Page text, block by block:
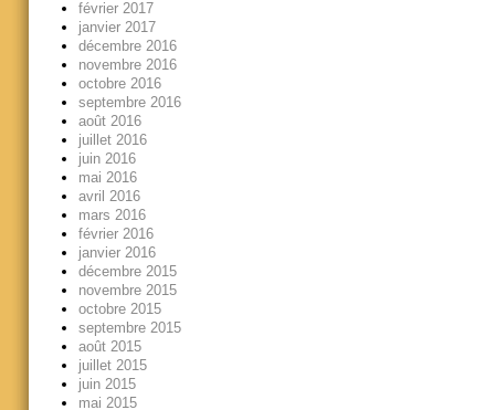
février 2017
janvier 2017
décembre 2016
novembre 2016
octobre 2016
septembre 2016
août 2016
juillet 2016
juin 2016
mai 2016
avril 2016
mars 2016
février 2016
janvier 2016
décembre 2015
novembre 2015
octobre 2015
septembre 2015
août 2015
juillet 2015
juin 2015
mai 2015